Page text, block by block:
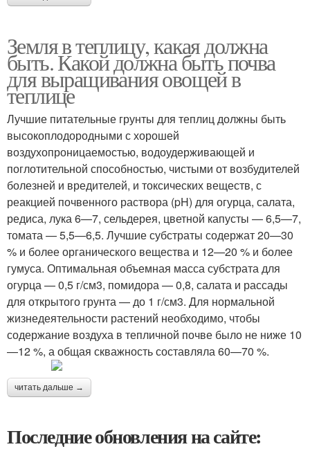
Земля в теплицу, какая должна
быть. Какой должна быть почва
для выращивания овощей в
теплице
Лучшие питательные грунты для теплиц должны быть
высокоплодородными с хорошей
воздухопроницаемостью, водоудерживающей и
поглотительной способностью, чистыми от возбудителей
болезней и вредителей, и токсических веществ, с
реакцией почвенного раствора (pH) для огурца, салата,
редиса, лука 6—7, сельдерея, цветной капусты — 6,5—7,
томата — 5,5—6,5. Лучшие субстраты содержат 20—30
% и более органического вещества и 12—20 % и более
гумуса. Оптимальная объемная масса субстрата для
огурца — 0,5 г/см3, помидора — 0,8, салата и рассады
для открытого грунта — до 1 г/см3. Для нормальной
жизнедеятельности растений необходимо, чтобы
содержание воздуха в тепличной почве было не ниже 10
—12 %, а общая скважность составляла 60—70 %.
читать дальше →
Последние обновления на сайте: